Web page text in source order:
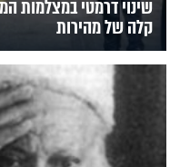
שינוי דרמטי במצלמות
קלה של מהירות